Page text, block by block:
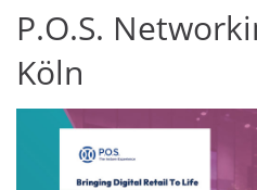
P.O.S.
Köln